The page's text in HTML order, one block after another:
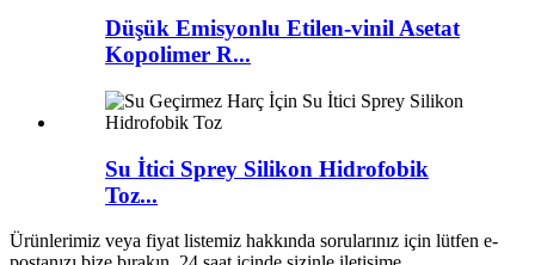
Düşük Emisyonlu Etilen-vinil Asetat
Kopolimer R...
Su İtici Sprey Silikon Hidrofobik
Toz...
Ürünlerimiz veya fiyat listemiz hakkında sorularınız için lütfen e-